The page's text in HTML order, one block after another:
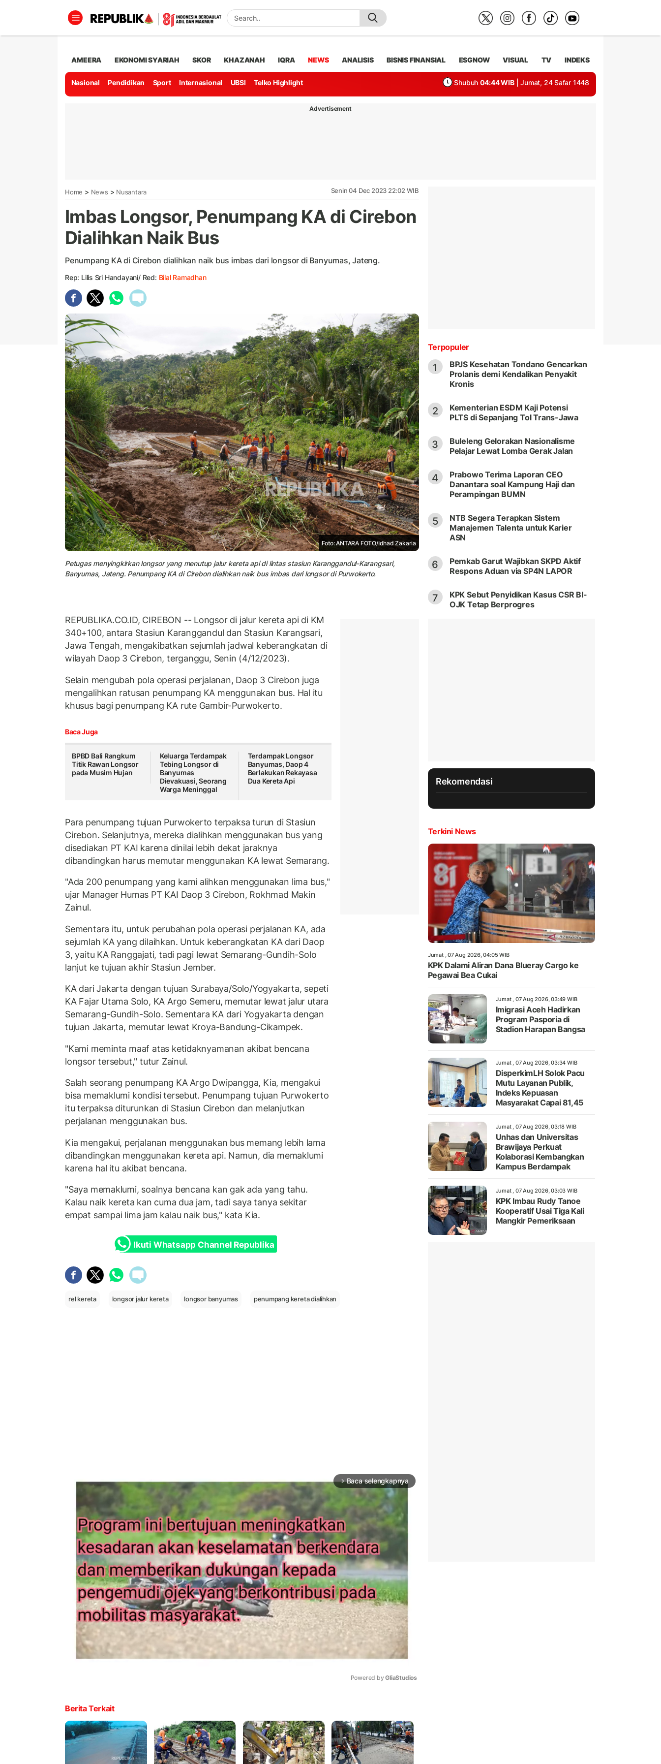
AMEERA EKONOMI SYARIAH SKOR KHAZANAH IQRA NEWS ANALISIS BISNIS FINANSIAL ESGNOW VISUAL TV INDEKS
Nasional Pendidikan Sport Internasional UBSI Telko Highlight Shubuh 04:44 WIB | Jumat, 24 Safar 1448
Advertisement
Home > News > Nusantara Senin 04 Dec 2023 22:02 WIB
Imbas Longsor, Penumpang KA di Cirebon
Dialihkan Naik Bus
Penumpang KA di Cirebon dialihkan naik bus imbas dari longsor di Banyumas, Jateng.
Rep: Lilis Sri Handayani/ Red: Bilal Ramadhan
Foto: ANTARA FOTO/Idhad Zakaria
Petugas menyingkirkan longsor yang menutup jalur kereta api di lintas stasiun Karanggandul-Karangsari,
Banyumas, Jateng. Penumpang KA di Cirebon dialihkan naik bus imbas dari longsor di Purwokerto.
REPUBLIKA.CO.ID, CIREBON -- Longsor di jalur kereta api di KM
340+100, antara Stasiun Karanggandul dan Stasiun Karangsari,
Jawa Tengah, mengakibatkan sejumlah jadwal keberangkatan di
wilayah Daop 3 Cirebon, terganggu, Senin (4/12/2023).
Selain mengubah pola operasi perjalanan, Daop 3 Cirebon juga
mengalihkan ratusan penumpang KA menggunakan bus. Hal itu
khusus bagi penumpang KA rute Gambir-Purwokerto.
Baca Juga
BPBD Bali Rangkum
Titik Rawan Longsor
pada Musim Hujan
Keluarga Terdampak
Tebing Longsor di
Banyumas
Dievakuasi, Seorang
Warga Meninggal
Terdampak Longsor
Banyumas, Daop 4
Berlakukan Rekayasa
Dua Kereta Api
Para penumpang tujuan Purwokerto terpaksa turun di Stasiun
Cirebon. Selanjutnya, mereka dialihkan menggunakan bus yang
disediakan PT KAI karena dinilai lebih dekat jaraknya
dibandingkan harus memutar menggunakan KA lewat Semarang.
"Ada 200 penumpang yang kami alihkan menggunakan lima bus,"
ujar Manager Humas PT KAI Daop 3 Cirebon, Rokhmad Makin
Zainul.
Sementara itu, untuk perubahan pola operasi perjalanan KA, ada
sejumlah KA yang dilaihkan. Untuk keberangkatan KA dari Daop
3, yaitu KA Ranggajati, tadi pagi lewat Semarang-Gundih-Solo
lanjut ke tujuan akhir Stasiun Jember.
KA dari Jakarta dengan tujuan Surabaya/Solo/Yogyakarta, sepeti
KA Fajar Utama Solo, KA Argo Semeru, memutar lewat jalur utara
Semarang-Gundih-Solo. Sementara KA dari Yogyakarta dengan
tujuan Jakarta, memutar lewat Kroya-Bandung-Cikampek.
"Kami meminta maaf atas ketidaknyamanan akibat bencana
longsor tersebut," tutur Zainul.
Salah seorang penumpang KA Argo Dwipangga, Kia, mengakui
bisa memaklumi kondisi tersebut. Penumpang tujuan Purwokerto
itu terpaksa diturunkan di Stasiun Cirebon dan melanjutkan
perjalanan menggunakan bus.
Kia mengakui, perjalanan menggunakan bus memang lebih lama
dibandingkan menggunakan kereta api. Namun, dia memaklumi
karena hal itu akibat bencana.
"Saya memaklumi, soalnya bencana kan gak ada yang tahu.
Kalau naik kereta kan cuma dua jam, tadi saya tanya sekitar
empat sampai lima jam kalau naik bus," kata Kia.
Ikuti Whatsapp Channel Republika
rel kereta longsor jalur kereta longsor banyumas penumpang kereta dialihkan
arrow_forward_ios Baca selengkapnya
Powered by GliaStudios
Berita Terkait
Terpopuler
1
BPJS Kesehatan Tondano Gencarkan
Prolanis demi Kendalikan Penyakit
Kronis
2
Kementerian ESDM Kaji Potensi
PLTS di Sepanjang Tol Trans-Jawa
3
Buleleng Gelorakan Nasionalisme
Pelajar Lewat Lomba Gerak Jalan
4
Prabowo Terima Laporan CEO
Danantara soal Kampung Haji dan
Perampingan BUMN
5
NTB Segera Terapkan Sistem
Manajemen Talenta untuk Karier
ASN
6
Pemkab Garut Wajibkan SKPD Aktif
Respons Aduan via SP4N LAPOR
7
KPK Sebut Penyidikan Kasus CSR BI-
OJK Tetap Berprogres
Rekomendasi
Terkini News
Jumat , 07 Aug 2026, 04:05 WIB
KPK Dalami Aliran Dana Blueray Cargo ke
Pegawai Bea Cukai
Jumat , 07 Aug 2026, 03:49 WIB
Imigrasi Aceh Hadirkan
Program Pasporia di
Stadion Harapan Bangsa
Jumat , 07 Aug 2026, 03:34 WIB
DisperkimLH Solok Pacu
Mutu Layanan Publik,
Indeks Kepuasan
Masyarakat Capai 81,45
Jumat , 07 Aug 2026, 03:18 WIB
Unhas dan Universitas
Brawijaya Perkuat
Kolaborasi Kembangkan
Kampus Berdampak
Jumat , 07 Aug 2026, 03:03 WIB
KPK Imbau Rudy Tanoe
Kooperatif Usai Tiga Kali
Mangkir Pemeriksaan